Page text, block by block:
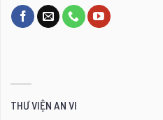
THƯ VIỆN AN VI